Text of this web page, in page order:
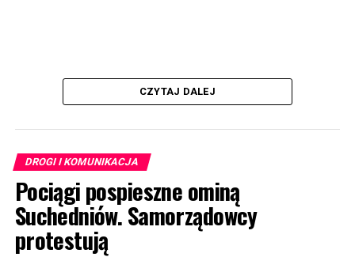
CZYTAJ DALEJ
DROGI I KOMUNIKACJA
Pociągi pospieszne ominą
Suchedniów. Samorządowcy
protestują